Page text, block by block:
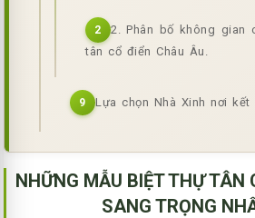
2
2. Phân bố không gian
tân cổ điển Châu Âu.
9 Lựa chọn Nhà Xinh nơi kết
NHỮNG MẪU BIỆT THỰ TÂN
SANG TRỌNG